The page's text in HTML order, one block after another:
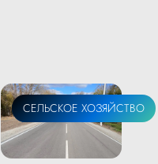
ЖКХ
СЕЛЬСКОЕ ХОЗЯЙСТВО